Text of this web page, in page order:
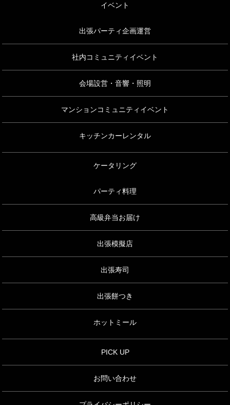
イベント
出張パーティ企画運営
社内コミュニティイベント
会場設営・音響・照明
マンションコミュニティイベント
キッチンカーレンタル
ケータリング
パーティ料理
高級弁当お届け
出張模擬店
出張寿司
出張餅つき
ホットミール
PICK UP
お問い合わせ